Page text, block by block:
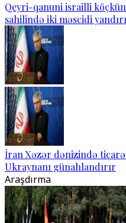
Qeyri-qanuni israilli
sahilində iki məscidi
İran Xəzər dənizində
Ukraynanı günahlandırır
Araşdırma